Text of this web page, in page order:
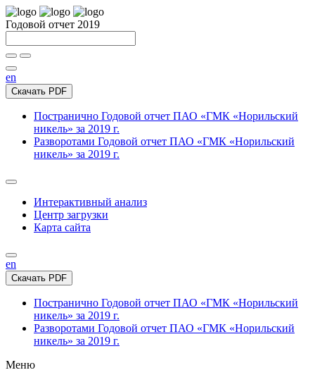
Годовой отчет 2019
en
Скачать PDF
Постранично Годовой отчет ПАО «ГМК «Норильский
никель» за 2019 г.
Разворотами Годовой отчет ПАО «ГМК «Норильский
никель» за 2019 г.
Интерактивный анализ
Центр загрузки
Карта сайта
en
Скачать PDF
Постранично Годовой отчет ПАО «ГМК «Норильский
никель» за 2019 г.
Разворотами Годовой отчет ПАО «ГМК «Норильский
никель» за 2019 г.
Меню